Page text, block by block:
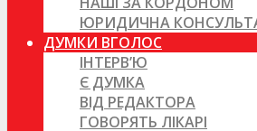
ЮРИДИЧНА
ДУМКИ ВГОЛОС
ІНТЕРВ’Ю
Є ДУМКА
ВІД РЕДАКТОРА
ГОВОРЯТЬ ЛІКАРІ